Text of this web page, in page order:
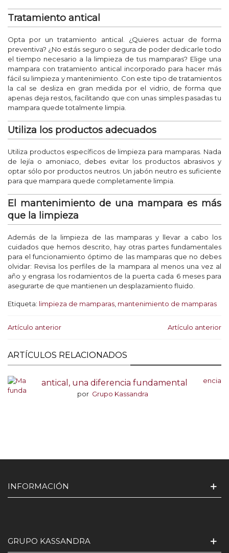
Tratamiento antical
Opta por un tratamiento antical. ¿Quieres actuar de forma
preventiva? ¿No estás seguro o segura de poder dedicarle todo
el tiempo necesario a la limpieza de tus mamparas? Elige una
mampara con tratamiento antical incorporado para hacer más
fácil su limpieza y mantenimiento. Con este tipo de tratamientos
la cal se desliza en gran medida por el vidrio, de forma que
apenas deja restos, facilitando que con unas simples pasadas tu
mampara quede totalmente limpia.
Utiliza los productos adecuados
Utiliza productos específicos de limpieza para mamparas. Nada
de lejía o amoniaco, debes evitar los productos abrasivos y
optar sólo por productos neutros. Un jabón neutro es suficiente
para que mampara quede completamente limpia.
El mantenimiento de una mampara es más
que la limpieza
Además de la limpieza de las mamparas y llevar a cabo los
cuidados que hemos descrito, hay otras partes fundamentales
para el funcionamiento óptimo de las mamparas que no debes
olvidar: Revisa los perfiles de la mampara al menos una vez al
año y engrasa los rodamientos de la puerta cada 6 meses para
asegurarte de que mantienen un desplazamiento fluido.
Etiqueta: limpieza de mamparas mantenimiento de mamparas
Artículo anterior Artículo anterior
ARTÍCULOS RELACIONADOS
antical, una diferencia fundamental
por Grupo Kassandra
INFORMACIÓN
GRUPO KASSANDRA